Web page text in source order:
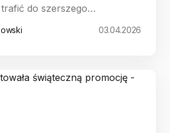
do szerszego…
03.04.2026